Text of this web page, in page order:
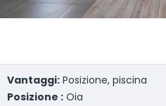
Vantaggi: Posizione, piscina
Posizione : Oia